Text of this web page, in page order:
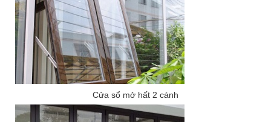
Cửa sổ mở hất 2 cánh